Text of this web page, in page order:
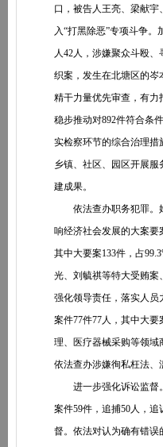
口，被告人王亮、梁献
入“打黑除恶”专项斗争
人42人，涉嫌聚众斗殴
织案，发生在北塘区的岑
精干力量优先审查，有力
稳步推动对892件符合条
实检察环节的综合治理措
乡镇、社区、园区开展
建成果。
依法查办职务犯罪。始
响经济社会发展的大案要
其中大要案133件，占
光、刘毓祺等特大受贿
强化领导责任，落实人
案件77件77人，其中大
理、医疗器械采购等领
依法查办涉嫌徇私枉法、
进一步强化诉讼监督。
案件59件，追捕50人，
督。依法对认为确有错误